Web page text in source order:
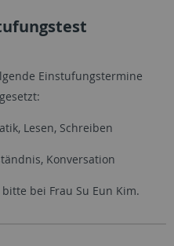
Einstufungstermine
Lesen, Schreiben
Konversation
bei Frau Su Eun Kim.